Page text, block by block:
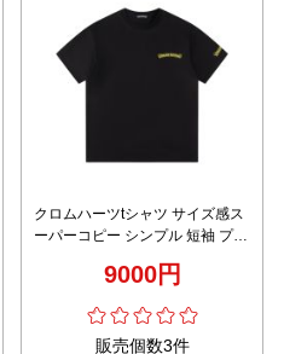
クロムハーツtシャツ サイズ感ス
ーパーコピー シンプル 短袖 プリ
9000円
販売個数3件